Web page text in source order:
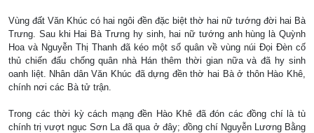
Vùng đất Văn Khúc có hai ngôi đền đặc biệt thờ hai nữ tướng đời hai Bà
Trưng. Sau khi Hai Bà Trưng hy sinh, hai nữ tướng anh hùng là Quỳnh
Hoa và Nguyễn Thị Thanh đã kéo một số quân về vùng núi Đọi Đèn cố
thủ chiến đấu chống quân nhà Hán thêm thời gian nữa và đã hy sinh
oanh liệt. Nhân dân Văn Khúc đã dựng đền thờ hai Bà ở thôn Hào Khê,
chính nơi các Bà tử trận.
Trong các thời kỳ cách mạng đền Hào Khê đã đón các đồng chí là tù
chính trị vượt ngục Sơn La đã qua ở đây; đồng chí Nguyễn Lương Bằng